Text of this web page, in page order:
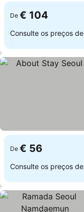
De € 104
Consulte os preços de
De € 56
Consulte os preços de